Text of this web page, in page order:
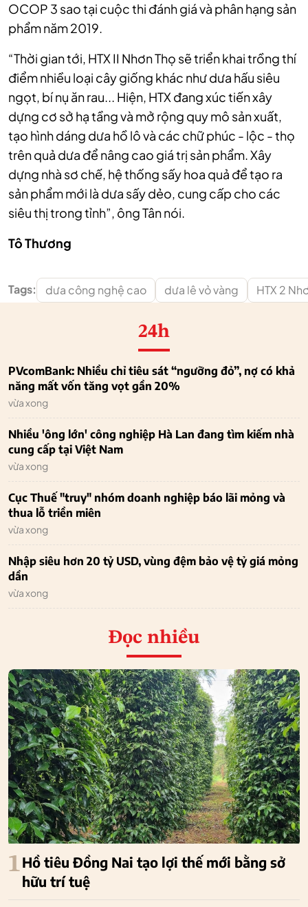
OCOP 3 sao tại cuộc thi đánh giá và phân hạng sản
phẩm năm 2019.
“Thời gian tới, HTX II Nhơn Thọ sẽ triển khai trồng thí
điểm nhiều loại cây giống khác như dưa hấu siêu
ngọt, bí nụ ăn rau... Hiện, HTX đang xúc tiến xây
dựng cơ sở hạ tầng và mở rộng quy mô sản xuất,
tạo hình dáng dưa hồ lô và các chữ phúc - lộc - thọ
trên quả dưa để nâng cao giá trị sản phẩm. Xây
dựng nhà sơ chế, hệ thống sấy hoa quả để tạo ra
sản phẩm mới là dưa sấy dẻo, cung cấp cho các
siêu thị trong tỉnh”, ông Tân nói.
Tô Thương
Tags: dưa công nghệ cao dưa lê vỏ vàng HTX 2
24h
PVcomBank: Nhiều chỉ tiêu sát “ngưỡng đỏ”, nợ có khả
năng mất vốn tăng vọt gần 20%
vừa xong
Nhiều 'ông lớn' công nghiệp Hà Lan đang tìm kiếm nhà
cung cấp tại Việt Nam
vừa xong
Cục Thuế "truy" nhóm doanh nghiệp báo lãi mỏng và
thua lỗ triền miên
vừa xong
Nhập siêu hơn 20 tỷ USD, vùng đệm bảo vệ tỷ giá mỏng
dần
vừa xong
Đọc nhiều
1Hồ tiêu Đồng Nai tạo lợi thế mới bằng sở
hữu trí tuệ